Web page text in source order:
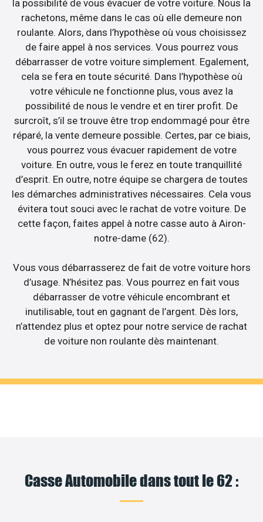
la possibilité de vous évacuer de votre voiture. Nous la
rachetons, même dans le cas où elle demeure non
roulante. Alors, dans l’hypothèse où vous choisissez
de faire appel à nos services. Vous pourrez vous
débarrasser de votre voiture simplement. Egalement,
cela se fera en toute sécurité. Dans l’hypothèse où
votre véhicule ne fonctionne plus, vous avez la
possibilité de nous le vendre et en tirer profit. De
surcroît, s’il se trouve être trop endommagé pour être
réparé, la vente demeure possible. Certes, par ce biais,
vous pourrez vous évacuer rapidement de votre
voiture. En outre, vous le ferez en toute tranquillité
d’esprit. En outre, notre équipe se chargera de toutes
les démarches administratives nécessaires. Cela vous
évitera tout souci avec le rachat de votre voiture. De
cette façon, faites appel à notre casse auto à Airon-
notre-dame (62).
Vous vous débarrasserez de fait de votre voiture hors
d’usage. N’hésitez pas. Vous pourrez en fait vous
débarrasser de votre véhicule encombrant et
inutilisable, tout en gagnant de l’argent. Dès lors,
n’attendez plus et optez pour notre service de rachat
de voiture non roulante dès maintenant.
Casse Automobile dans tout le 62 :